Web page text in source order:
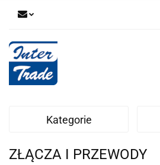
Kategorie
ZŁĄCZA I PRZEWODY